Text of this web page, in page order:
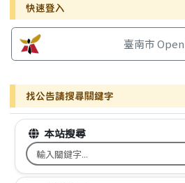
右邊區域內容
快速登入
臺南市
找公告請搜尋關鍵字
本站搜尋
搜尋台南市文元國小全球資訊網